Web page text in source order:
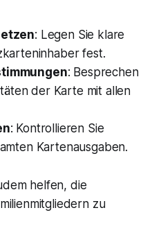
: Legen Sie klare
fest.
: Besprechen
der Karte mit allen
: Kontrollieren Sie
Kartenausgaben.
helfen, die
zu